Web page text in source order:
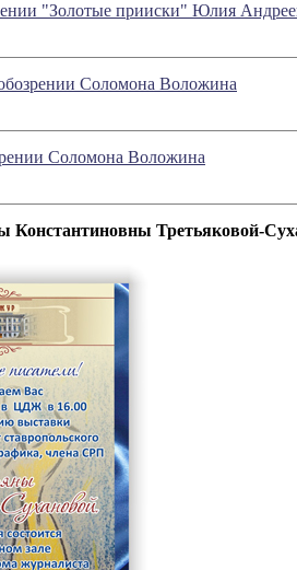
"Золотые прииски" Юлия
Соломона Воложина
Соломона Воложина
Третьяковой-